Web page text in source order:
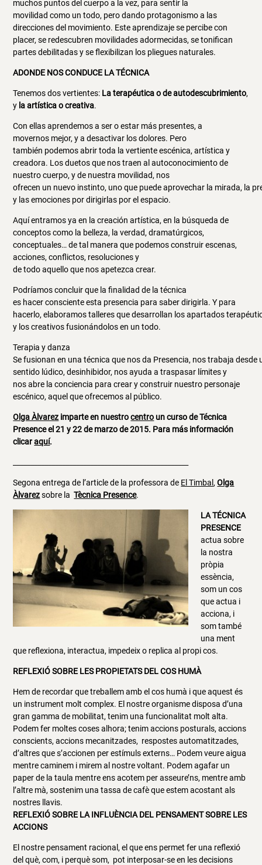
muchos puntos del cuerpo a la vez, para sentir la
movilidad como un todo, pero dando protagonismo a las
direcciones del movimiento. Este aprendizaje se percibe con
placer, se redescubren movilidades adormecidas, se tonifican
partes debilitadas y se flexibilizan los pliegues naturales.
ADONDE NOS CONDUCE LA TÉCNICA
Tenemos dos vertientes: La terapéutica o de autodescubrimiento,
y la artística o creativa.
Con ellas aprendemos a ser o estar más presentes, a
movernos mejor, y a desactivar los dolores. Pero
también podemos abrir toda la vertiente escénica, artística y
creadora. Los duetos que nos traen al autoconocimiento de
nuestro cuerpo, y de nuestra movilidad, nos
ofrecen un nuevo instinto, uno que puede aprovechar la mirada, la
y las emociones por dirigirlas por el espacio.
Aquí entramos ya en la creación artística, en la búsqueda de
conceptos como la belleza, la verdad, dramatúrgicos,
conceptuales… de tal manera que podemos construir escenas,
acciones, conflictos, resoluciones y
de todo aquello que nos apetezca crear.
Podríamos concluir que la finalidad de la técnica
es hacer consciente esta presencia para saber dirigirla. Y para
hacerlo, elaboramos talleres que desarrollan los apartados
y los creativos fusionándolos en un todo.
Terapia y danza
Se fusionan en una técnica que nos da Presencia, nos trabaja desde
sentido lúdico, desinhibidor, nos ayuda a traspasar límites y
nos abre la conciencia para crear y construir nuestro personaje
escénico, aquel que ofrecemos al público.
Olga Àlvarez imparte en nuestrocentro un curso deTécnica
Presenceel 21 y 22 de marzo de 2015. Para más información
clicaraquí.
Segona entrega de l’article de la professora de El Timbal ,Olga
Àlvarezsobre laTècnica Presence.
LA TÉCNICA
PRESENCE
actua sobre
la nostra
pròpia
essència,
som un cos
que actua i
acciona, i
som també
una ment
que reflexiona, interactua, impedeix o replica al propi cos.
REFLEXIÓ SOBRE LES PROPIETATS DEL COS HUMÀ
Hem de recordar que treballem amb el cos humà i que aquest és
un instrument molt complex. El nostre organisme disposa d’una
gran gamma de mobilitat, tenim una funcionalitat molt alta.
Podem fer moltes coses alhora; tenim accions posturals, accions
conscients, accions mecanitzades, respostes automatitzades,
d’altres que s’accionen per estímuls externs… Podem veure aigua
mentre caminem i mirem al nostre voltant. Podem agafar un
paper de la taula mentre ens acotem per asseure’ns, mentre amb
l’altre mà, sostenim una tassa de cafè que estem acostant als
nostres llavis.
REFLEXIÓ SOBRE LA INFLUÈNCIA DEL PENSAMENT SOBRE LES
ACCIONS
El nostre pensament racional, el que ens permet fer una reflexió
del què, com, i perquè som, pot interposar-se en les decisions